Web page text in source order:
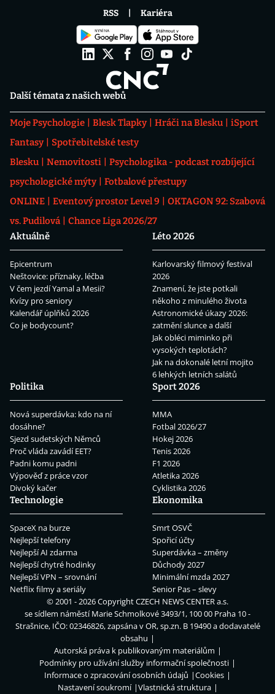
Další témata z našich webů
Moje Psychologie Blesk Tlapky Hráči na Blesku
iSport
Fantasy
Spotřebitelské testy
Blesku
Nemovitosti
Psychologika - podcast rozbíjející
psychologické mýty
Fotbalové přestupy
ONLINE
Eventový prostor Level 9
OKTAGON 92: Szabová
vs. Pudilová
Chance Liga 2026/27
Aktuálně
Epicentrum
Neštovice: příznaky, léčba
V čem jezdí Yamal a Mesii?
Kvízy pro seniory
Kalendář úplňků 2026
Co je bodycount?
Léto 2026
Karlovarský filmový festival
2026
Znamení, že jste potkali
někoho z minulého života
Astronomické úkazy 2026:
zatmění slunce a další
Jak obléci miminko při
vysokých teplotách?
Jak na dokonalé letní mojito
6 lehkých letních salátů
Politika
Nová superdávka: kdo na ní
dosáhne?
Sjezd sudetských Němců
Proč vláda zavádí EET?
Padni komu padni
Výpověď z práce vzor
Divoký kačer
Sport 2026
MMA
Fotbal 2026/27
Hokej 2026
Tenis 2026
F1 2026
Atletika 2026
Cyklistika 2026
Technologie
SpaceX na burze
Nejlepší telefony
Nejlepší AI zdarma
Nejlepší chytré hodinky
Nejlepší VPN – srovnání
Netflix filmy a seriály
Ekonomika
Smrt OSVČ
Spořicí účty
Superdávka – změny
Důchody 2027
Minimální mzda 2027
Senior Pas – slevy
RSS Kariéra
© 2001 - 2026 CopyrightCZECH NEWS CENTER a.s.
se sídlem náměstí Marie Schmolkové 3493/1, 100 00 Praha 10 -
Strašnice, IČO: 02346826, zapsána v OR, sp.zn. B 19490 a dodavatelé
obsahu
Autorská práva k publikovaným materiálům
Podmínky pro užívání služby informační společnosti
Informace o zpracování osobních údajů
Cookies
Nastavení soukromí
Vlastnická struktura